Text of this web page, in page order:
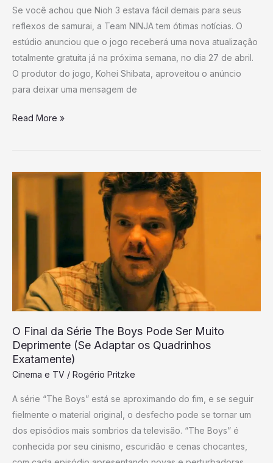
Se você achou que Nioh 3 estava fácil demais para seus
reflexos de samurai, a Team NINJA tem ótimas notícias. O
estúdio anunciou que o jogo receberá uma nova atualização
totalmente gratuita já na próxima semana, no dia 27 de abril.
O produtor do jogo, Kohei Shibata, aproveitou o anúncio
para deixar uma mensagem de
Read More »
O Final da Série The Boys Pode Ser Muito
Deprimente (Se Adaptar os Quadrinhos
Exatamente)
Cinema e TV / Rogério Pritzke
A série “The Boys” está se aproximando do fim, e se seguir
fielmente o material original, o desfecho pode se tornar um
dos episódios mais sombrios da televisão. “The Boys” é
conhecida por seu cinismo, escuridão e cenas chocantes,
O
Muito
(Se
Adaptar
os
Exatamente)